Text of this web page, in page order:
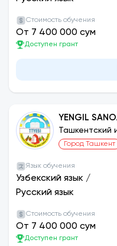
Стоимость обучения
От 7 400 000 сум
Доступен грант
YENGIL
Ташкентский
Город Ташкент
Язык обучения
Узбекский язык /
Русский язык
Стоимость обучения
От 7 400 000 сум
Доступен грант